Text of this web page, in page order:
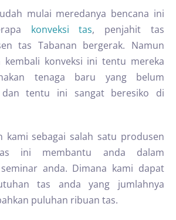
mulai meredanya bencana ini
konveksi tas, penjahit tas
tas Tabanan bergerak. Namun
kembali konveksi ini tentu mereka
tenaga baru yang belum
dan tentu ini sangat beresiko di
kami sebagai salah satu produsen
ini membantu anda dalam
anda. Dimana kami dapat
tas anda yang jumlahnya
puluhan ribuan tas.